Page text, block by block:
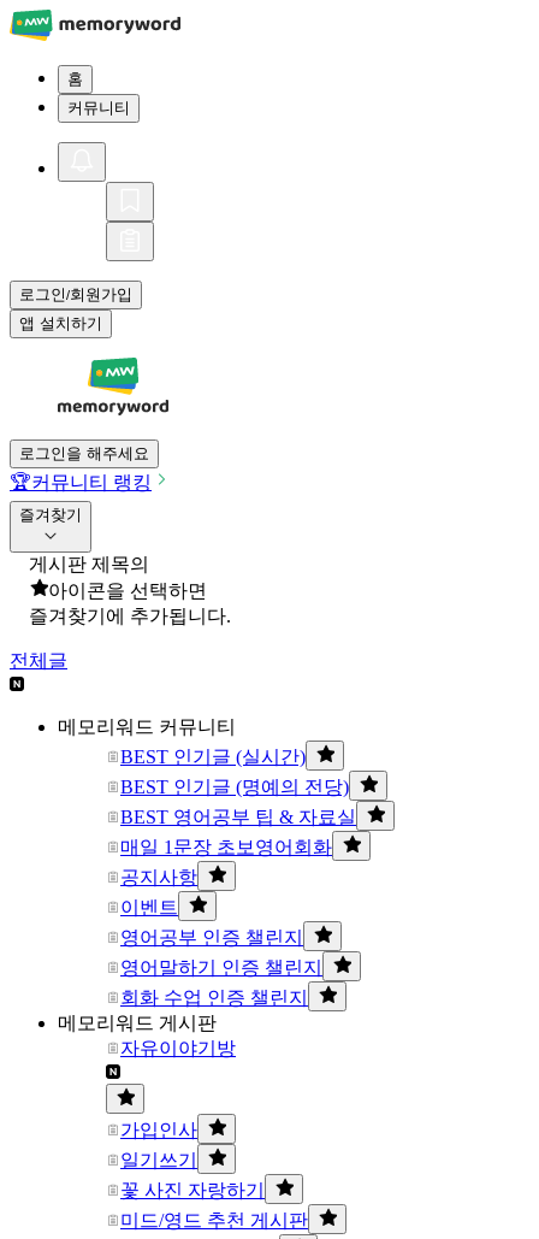
홈
커뮤니티
로그인/회원가입
앱 설치하기
로그인을 해주세요
🏆커뮤니티 랭킹
즐겨찾기
게시판 제목의
아이콘을 선택하면
즐겨찾기에 추가됩니다.
전체글
메모리워드 커뮤니티
BEST 인기글 (실시간)
BEST 인기글 (명예의 전당)
BEST 영어공부 팁 & 자료실
매일 1문장 초보영어회화
공지사항
이벤트
영어공부 인증 챌린지
영어말하기 인증 챌린지
회화 수업 인증 챌린지
메모리워드 게시판
자유이야기방
가입인사
일기쓰기
꽃 사진 자랑하기
미드/영드 추천 게시판